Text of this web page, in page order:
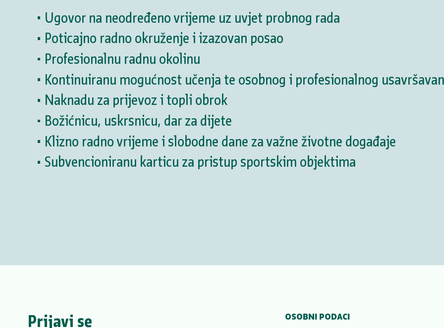
Ugovor na neodređeno vrijeme uz uvjet probnog rada
Poticajno radno okruženje i izazovan posao
Profesionalnu radnu okolinu
Kontinuiranu mogućnost učenja te osobnog i profesionalnog
Naknadu za prijevoz i topli obrok
Božićnicu, uskrsnicu, dar za dijete
Klizno radno vrijeme i slobodne dane za važne životne događaje
Subvencioniranu karticu za pristup sportskim objektima
Prijavi se OSOBNI PODACI